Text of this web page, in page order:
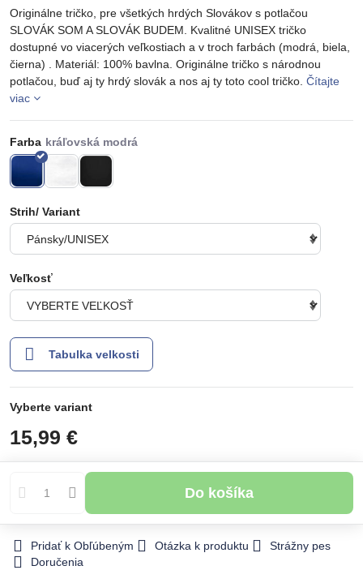
Originálne tričko, pre všetkých hrdých Slovákov s potlačou
SLOVÁK SOM A SLOVÁK BUDEM. Kvalitné UNISEX tričko
dostupné vo viacerých veľkostiach a v troch farbách (modrá, biela,
čierna) . Materiál: 100% bavlna. Originálne tričko s národnou
potlačou, buď aj ty hrdý slovák a nos aj ty toto cool tričko. Čítajte
viac
Farba
Strih/ Variant
Veľkosť
Tabulka velkosti
Vyberte variant
15,99 €
Do košíka
Pridať k Obľúbeným Otázka k produktu
Strážny pes
Doručenia